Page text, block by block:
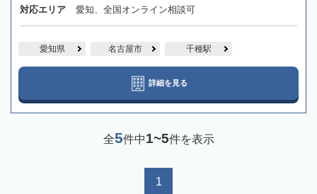
対応エリア 愛知、全国オンライン相談可
愛知県 名古屋市 千種駅
詳細を見る
全5件中1~5件を表示
1